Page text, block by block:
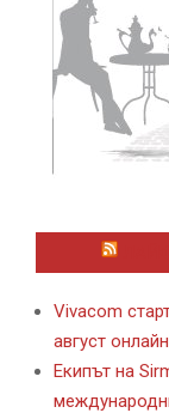
Vivacom
август онлайн
Екипът на